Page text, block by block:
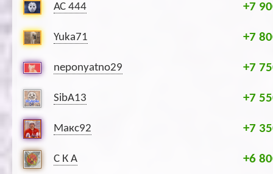
АС 444 +7
Yuka71 +7
neponyatno29 +7
SibA13 +7
Макс92 +7
С К А +6